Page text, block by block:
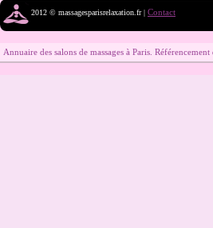
2012 © massagesparisrelaxation.fr | Contact
Annuaire des salons de massages à Paris. Référencement